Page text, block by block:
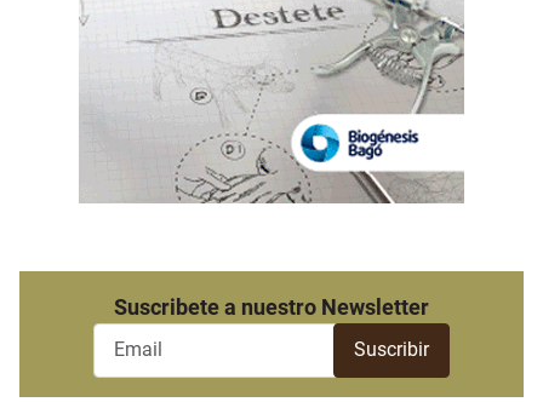
Suscribete a nuestro Newsletter